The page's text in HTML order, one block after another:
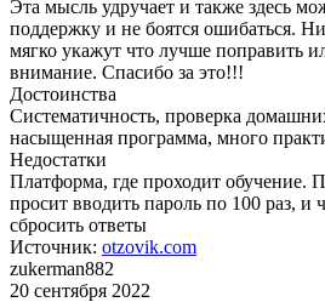
Эта мысль удручает и также здесь
поддержку и не боятся ошибаться.
мягко укажут что лучше поправить
внимание. Спасибо за это!!!
Достоинства
Систематичность, проверка
насыщенная программа, много
Недостатки
Платформа, где проходит обучение.
просит вводить пароль по 100 раз, и
сбросить ответы
Источник: otzovik.com
zukerman882
20 сентября 2022